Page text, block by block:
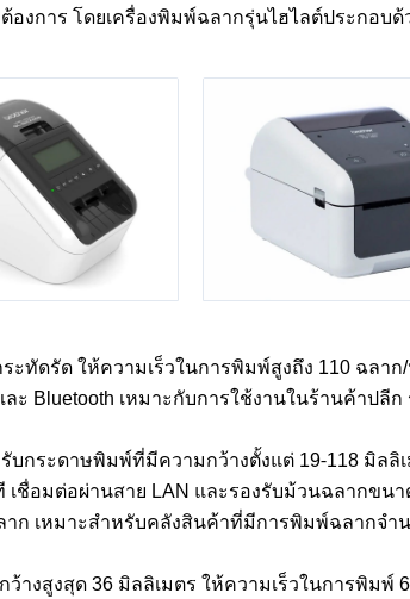
งการ โดยเครื่องพิมพ์ฉลากรุ่นไฮไลต์ประกอบด้
ทัดรัด ให้ความเร็วในการพิมพ์สูงถึง 110 ฉลา
ะ Bluetooth เหมาะกับการใช้งานในร้านค้าปลี
บกระดาษพิมพ์ที่มีความกว้างตั้งแต่ 19-118 มิลลิ
เชื่อมต่อผ่านสาย LAN และรองรับม้วนฉลากขน
ก เหมาะสำหรับคลังสินค้าที่มีการพิมพ์ฉลากจำ
างสูงสุด 36 มิลลิเมตร ให้ความเร็วในการพิมพ์